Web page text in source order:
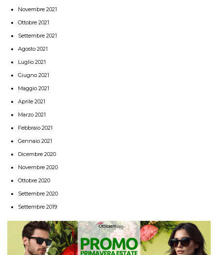
Novembre 2021
Ottobre 2021
Settembre 2021
Agosto 2021
Luglio 2021
Giugno 2021
Maggio 2021
Aprile 2021
Marzo 2021
Febbraio 2021
Gennaio 2021
Dicembre 2020
Novembre 2020
Ottobre 2020
Settembre 2020
Settembre 2019